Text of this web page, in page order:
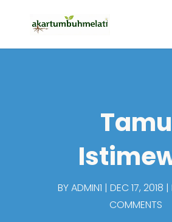
Tamu
BYADMIN1 DEC 17, 2018
COMMENTS